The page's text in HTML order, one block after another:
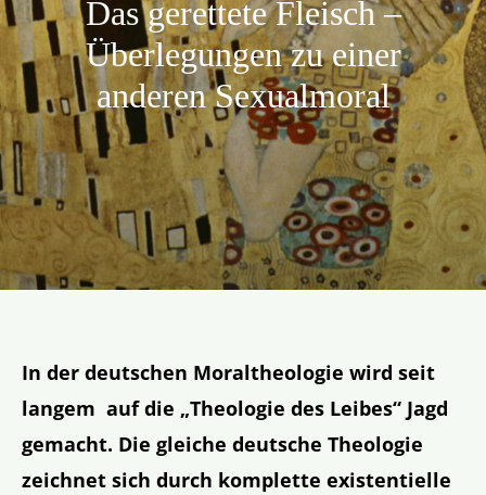
Aktion
Veröffentlichungen
Das gerettete Fleisch –
Überlegungen zu einer
anderen Sexualmoral
In der deutschen Moraltheologie wird seit
langem auf die „Theologie des Leibes“ Jagd
gemacht. Die gleiche deutsche Theologie
zeichnet sich durch komplette existentielle